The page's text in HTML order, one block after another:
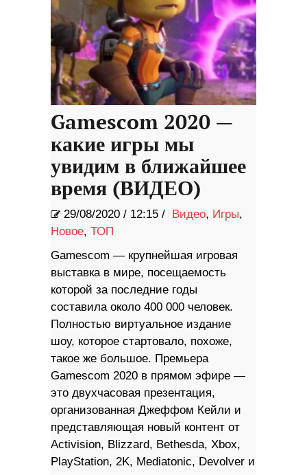
Gamescom 2020 —
какие игры мы
увидим в ближайшее
время (ВИДЕО)
29/08/2020 / 12:15 / Видео, Игры,
Новое, ТОП
Gamescom — крупнейшая игровая
выставка в мире, посещаемость
которой за последние годы
составила около 400 000 человек.
Полностью виртуальное издание
шоу, которое стартовало, похоже,
такое же большое. Премьера
Gamescom 2020 в прямом эфире —
это двухчасовая презентация,
организованная Джеффом Кейли и
представляющая новый контент от
Activision, Blizzard, Bethesda, Xbox,
PlayStation, 2K, Mediatonic, Devolver и